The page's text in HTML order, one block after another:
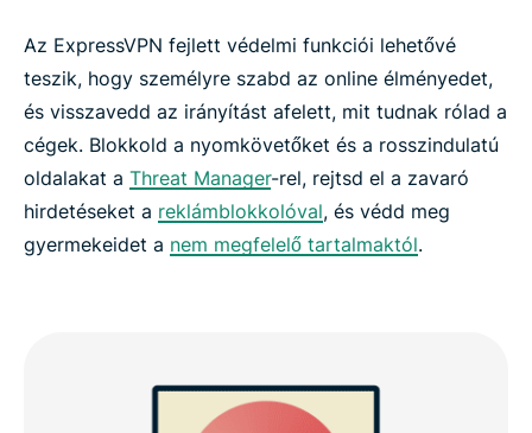
Az ExpressVPN fejlett védelmi funkciói lehetővé
teszik, hogy személyre szabd az online élményedet,
és visszavedd az irányítást afelett, mit tudnak rólad a
cégek. Blokkold a nyomkövetőket és a rosszindulatú
oldalakat a Threat Manager-rel, rejtsd el a zavaró
hirdetéseket a reklámblokkolóval, és védd meg
gyermekeidet a nem megfelelő tartalmaktól.